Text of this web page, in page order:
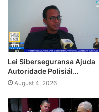
Lei Siberseguransa Ajuda
Autoridade Polisiál…
August 4, 2026